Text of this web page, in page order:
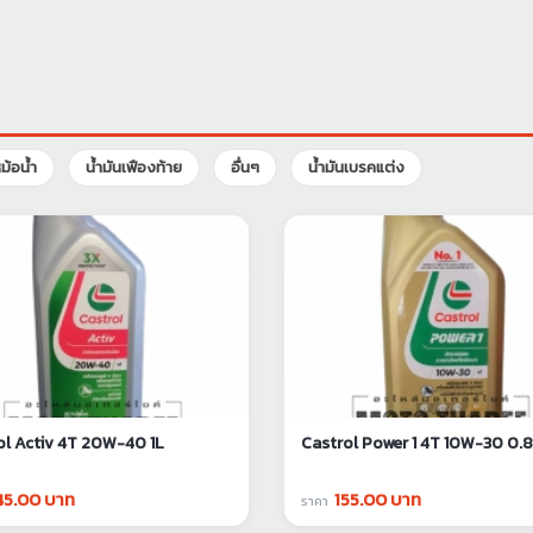
อน้ำ น้ำมันเฟืองท้าย อื่นๆ น้ำมันเบรคแต่ง
Activ 4T 20W-40 1L
บาท
Castrol Power 1 4T 10W-30
ราคา 155.00 บาท